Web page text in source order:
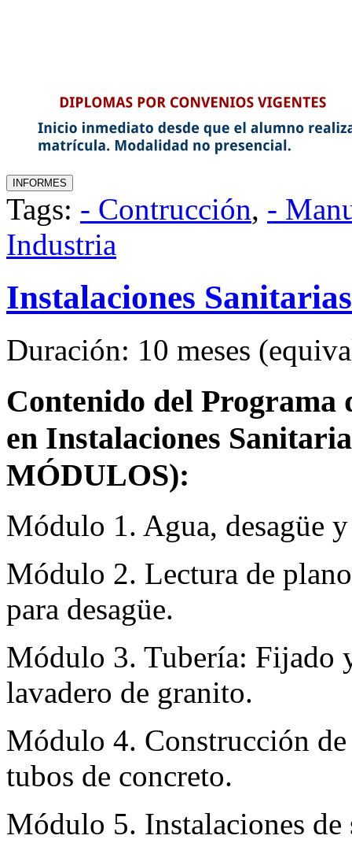
Tags: - Contrucción, -
Industria
Instalaciones
Duración: 10 meses
Contenido del Programa
en Instalaciones
MÓDULOS):
Módulo 1. Agua, desagüe
Módulo 2. Lectura de
para desagüe.
Módulo 3. Tubería: Fijado
lavadero de granito.
Módulo 4. Construcción
tubos de concreto.
Módulo 5. Instalaciones de